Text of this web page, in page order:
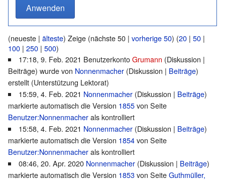
(neueste | älteste) Zeige (nächste 50 | vorherige 50) (20 | 50 |
100 | 250 | 500)
17:18, 9. Feb. 2021 BenutzerkontoGrumann (Diskussion |
Beiträge) wurde von Nonnenmacher (Diskussion | Beiträge)
erstellt (Unterstützung Lektorat)
15:59, 4. Feb. 2021 Nonnenmacher (Diskussion | Beiträge)
markierte automatisch die Version 1855von Seite
Benutzer:Nonnenmacherals kontrolliert
15:58, 4. Feb. 2021 Nonnenmacher (Diskussion | Beiträge)
markierte automatisch die Version 1854von Seite
Benutzer:Nonnenmacherals kontrolliert
08:46, 20. Apr. 2020 Nonnenmacher (Diskussion | Beiträge)
markierte automatisch die Version 1853von SeiteGuthmüller,